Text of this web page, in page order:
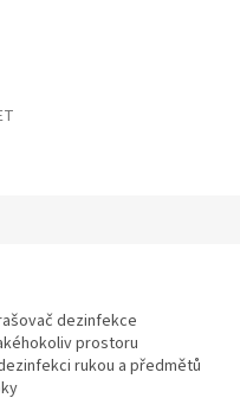
dezinfekce
prostoru
rukou a předmětů